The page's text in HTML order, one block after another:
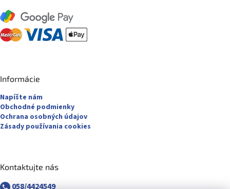
Informácie
Napíšte nám
Obchodné podmienky
Ochrana osobných údajov
Zásady používania cookies
Kontaktujte nás
058/4424549